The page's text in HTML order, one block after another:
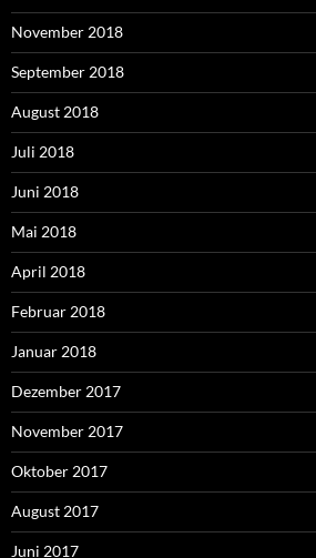
November 2018
September 2018
August 2018
Juli 2018
Juni 2018
Mai 2018
April 2018
Februar 2018
Januar 2018
Dezember 2017
November 2017
Oktober 2017
August 2017
Juni 2017